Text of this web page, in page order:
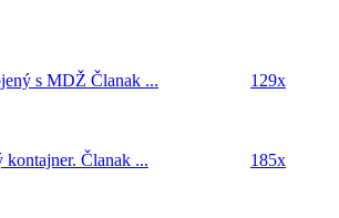
s MDŽ Članak ... 129x
kontajner. Članak ... 185x